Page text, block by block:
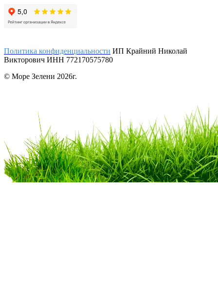
Политика конфиденциальности ИП Крайний Николай
Викторович ИНН 772170575780
© Море Зелени 2026г.